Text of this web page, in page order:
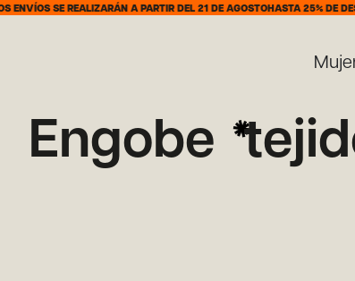
SE REALIZARÁN A PARTIR DEL 21 DE AGOSTOHASTA 25% DE
Engobe